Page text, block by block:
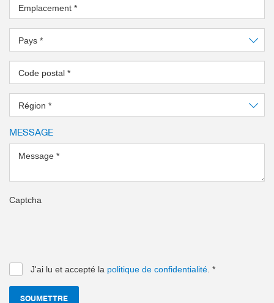
Emplacement *
Pays *
Code postal *
Région *
MESSAGE
Message *
Captcha
J'ai lu et accepté la politique de confidentialité. *
SOUMETTRE